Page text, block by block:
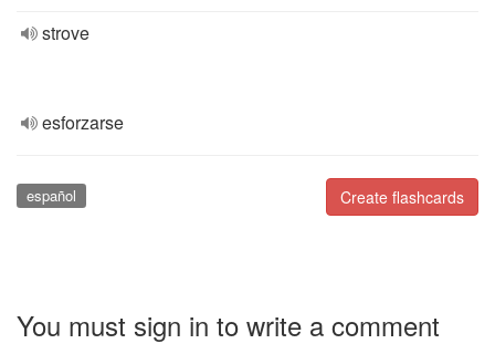
strove
esforzarse
Create flashcards
español
You must sign in to write a comment